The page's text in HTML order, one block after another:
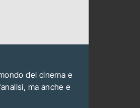
del cinema e
ma anche e